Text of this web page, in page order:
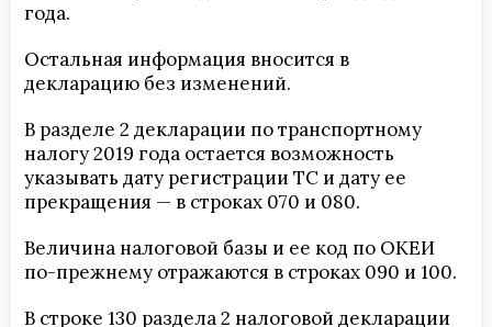
года.
Остальная информация вносится в
декларацию без изменений.
В разделе 2 декларации по транспортному
налогу 2019 года остается возможность
указывать дату регистрации ТС и дату ее
прекращения — в строках 070 и 080.
Величина налоговой базы и ее код по ОКЕИ
по-прежнему отражаются в строках 090 и 100.
В строке 130 раздела 2 налоговой декларации